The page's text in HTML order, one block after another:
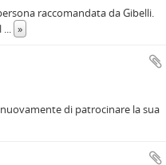
raccomandata da Gibelli.
... »
di patrocinare la sua